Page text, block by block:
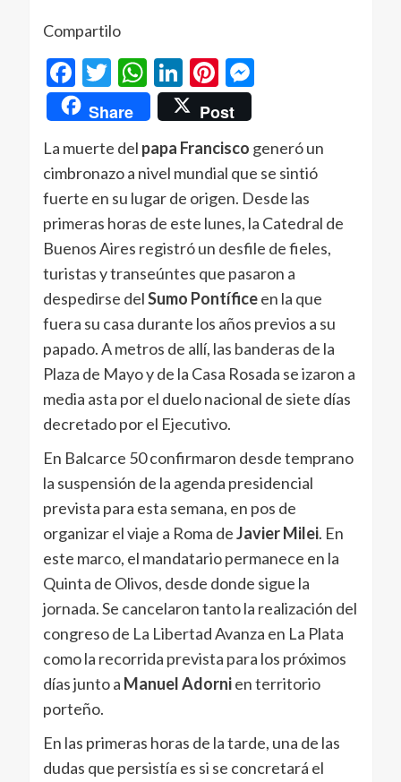
Compartilo
Facebook
Twitter
WhatsApp
LinkedIn
Pinterest
Messenger
Share Post
La muerte del papa Francisco generó un
cimbronazo a nivel mundial que se sintió
fuerte en su lugar de origen. Desde las
primeras horas de este lunes, la Catedral de
Buenos Aires registró un desfile de fieles,
turistas y transeúntes que pasaron a
despedirse delSumo Pontíficeen la que
fuera su casa durante los años previos a su
papado. A metros de allí, las banderas de la
Plaza de Mayo y de la Casa Rosada se izaron a
media asta por el duelo nacional de siete días
decretado por el Ejecutivo.
En Balcarce 50 confirmaron desde temprano
la suspensión de la agenda presidencial
prevista para esta semana, en pos de
organizar el viaje a Roma deJavier Milei. En
este marco, el mandatario permanece en la
Quinta de Olivos, desde donde sigue la
jornada. Se cancelaron tanto la realización del
congreso de La Libertad Avanza en La Plata
como la recorrida prevista para los próximos
días junto a Manuel Adornien territorio
porteño.
En las primeras horas de la tarde, una de las
dudas que persistía es si se concretará el